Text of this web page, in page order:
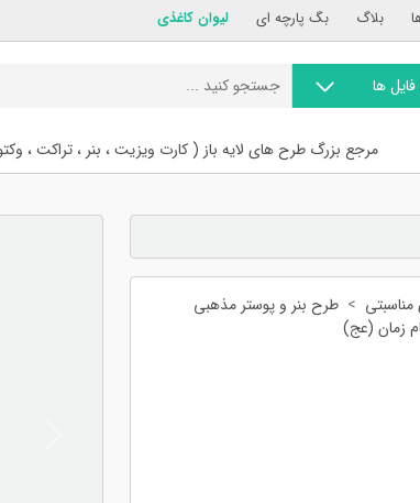
بلاگ بگ پارچه ای لیوان کاغذی
ها
مرجع بزرگ طرح های لایه باز ( کارت ویزیت ، بنر ، تراکت ،
طرح بنر و پوستر مذهبی
زمان (عج)